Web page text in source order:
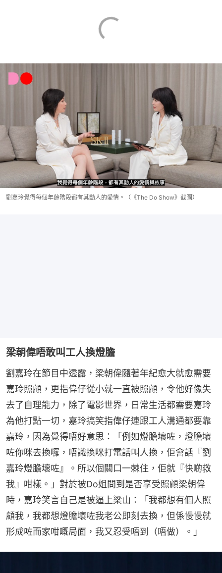
劉嘉玲覺得每個年齡階段都有其動人的愛情。（《The Do Show》截圖）
梁朝偉唔敢叫工人換燈膽
劉嘉玲在節目中透露，梁朝偉隨著年紀愈大就愈需要
嘉玲照顧，更指偉仔從小就一直被照顧，令他好像失
去了自理能力，除了電影世界，日常生活都需要嘉玲
為他打點一切，嘉玲搞笑指偉仔連跟工人溝通都要靠
嘉玲，因為覺得唔好意思：「例如燈膽壞咗，燈膽壞
咗你咪去換囉，唔識換咪打電話叫人換，佢會話『劉
嘉玲燈膽壞咗』。所以個關口一棘住，佢就『快啲救
我』咁樣。」對於被Do姐問到是否享受照顧梁朝偉
時，嘉玲笑言自己是被逼上梁山：「我都想有個人照
顧我，我都想燈膽壞咗我老公即刻去換，但係慢慢就
形成咗而家咁嘅局面，我又忍受唔到（唔做）。」